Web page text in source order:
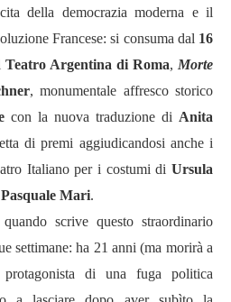
della democrazia moderna e il
Francese: si consuma dal 16
Teatro Argentina di Roma, Morte
, monumentale affresco storico
con la nuova traduzione di Anita
di premi aggiudicandosi anche i
Italiano per i costumi di Ursula
Pasquale Mari.
scrive questo straordinario
settimane: ha 21 anni (ma morirà a
di una fuga politica